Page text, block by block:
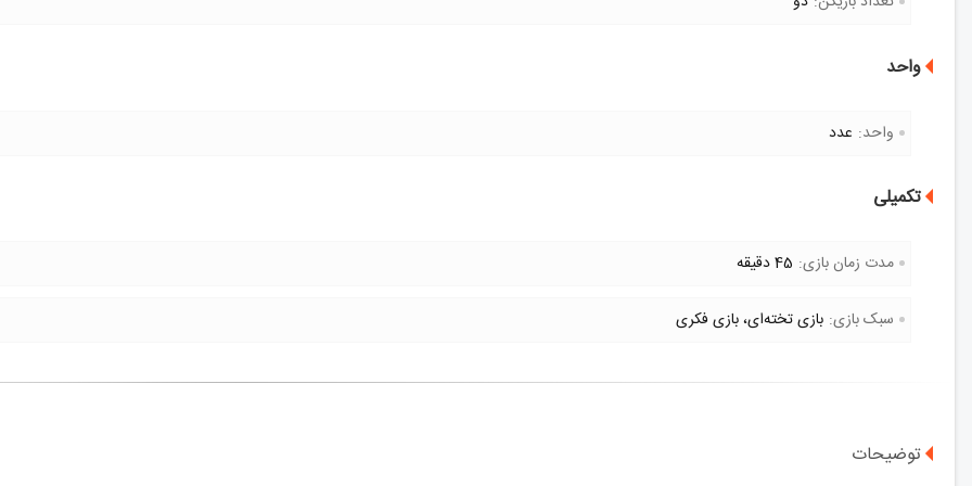
واحد
واحد: عدد
تکمیلی
مدت زمان بازی: 45 دقیقه
سبک بازی: بازی تخته‌ای، بازی فکری
توضیحات